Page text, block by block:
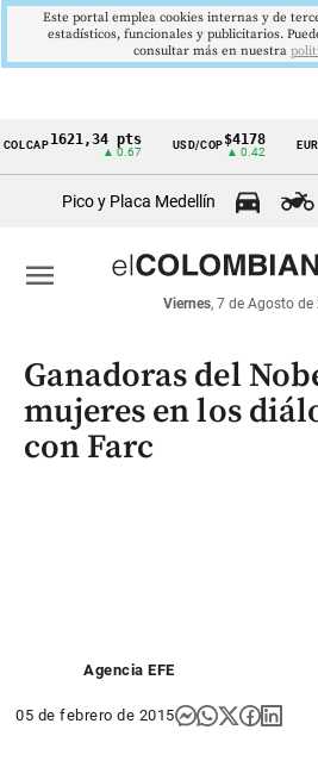
Cintillo
económicos
Colombia
1621,34 pts
▲ 0.67
USD/COP$4178
▲ 0.42
EUR/COP
Pico y Placa Medellín
Viernes, 7 de Agosto de
menu
Ganadoras del
mujeres en los
con Farc
Agencia EFE
05 de febrero de 2015
Este portal emplea cookies internas y de
estadísticos, funcionales y publicitarios.
consultar más en nuestra